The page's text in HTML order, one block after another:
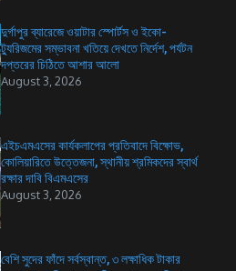
দুর্গাপুর ব্যারেজে ওয়াটার স্পোর্টস ও ইকো-
ট্যুরিজমের সম্ভাবনা খতিয়ে দেখতে নির্দেশ, পর্যটন
দপ্তরের চিঠিতে আশার আলো
August 3, 2026
এইচএমএসের কার্যকলাপের প্রতিবাদে বিক্ষোভ,
কোলিয়ারিতে উত্তেজনা, স্থানীয় শ্রমিকদের স্বার্থ
রক্ষার দাবি বিএমএসের
August 3, 2026
বেশি সুদের ফাঁদে সর্বস্বান্ত, ৩ লক্ষাধিক টাকার